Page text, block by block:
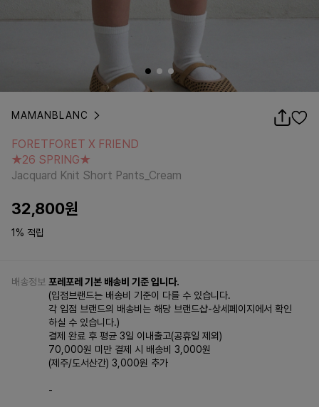
MAMANBLANC
★26 SPRING★
Jacquard Knit Short Pants_Cream
FORETFORET X FRIEND
★26 SPRING★
Jacquard Knit Short Pants_Cream
32,800원
1% 적립
배송정보 포레포레 기본 배송비 기준 입니다.
(입점브랜드는 배송비 기준이 다를 수 있습니다.
각 입점 브랜드의 배송비는 해당 브랜드샵-상세페이지에서 확인
하실 수 있습니다.)
결제 완료 후 평균 3일 이내출고(공휴일 제외)
70,000원 미만 결제 시 배송비 3,000원
(제주/도서산간) 3,000원 추가
-